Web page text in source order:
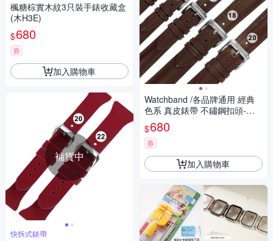
楓糖棕實木紋3只裝手錶收藏盒
(木H3E)
$680
券
加入購物車
補貨中
快拆式錶帶
Watchband /各品牌通用 經典
色系 真皮錶帶 不鏽鋼扣頭-咖
啡色
$680
券
加入購物車